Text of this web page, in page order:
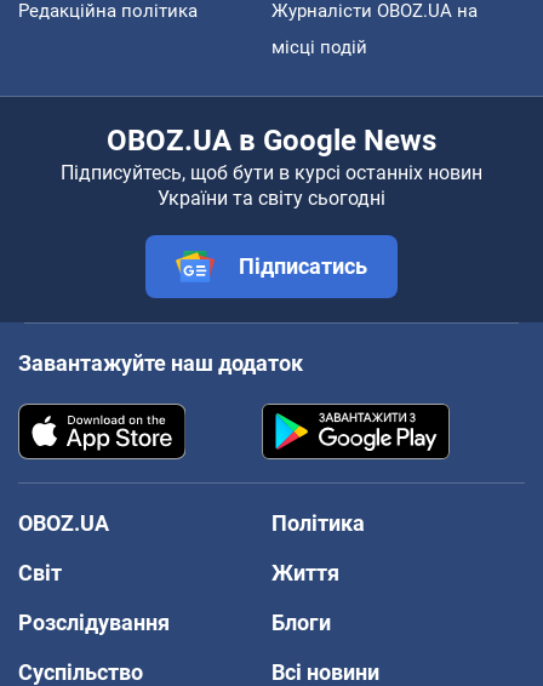
Редакційна політика
Журналісти OBOZ.UA на
місці подій
OBOZ.UA в Google News
Підписуйтесь, щоб бути в курсі останніх новин
України та світу сьогодні
Підписатись
Завантажуйте наш додаток
OBOZ.UA
Політика
Світ
Життя
Розслідування
Блоги
Суспільство
Всі новини